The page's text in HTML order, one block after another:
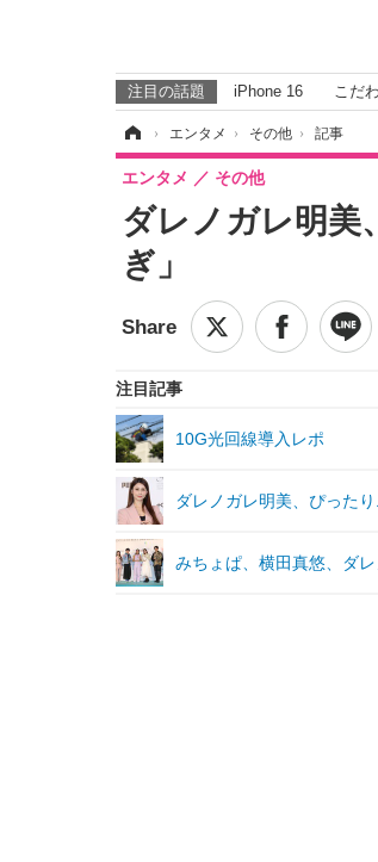
注目の話題 iPhone 16 こだ
› エンタメ › その他 › 記事
ダレノガレ明美
ぎ」
エンタメ その他
注目記事
10G光回線導入レポ
ダレノガレ明美、ぴった
みちょぱ、横田真悠、ダ